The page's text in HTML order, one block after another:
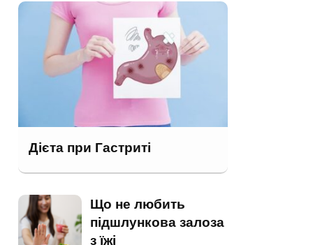
Дієта при Гастриті
Що не любить
підшлункова залоза
з їжі